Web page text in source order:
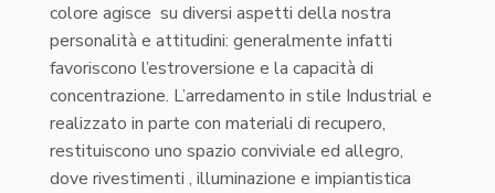
colore agisce su diversi aspetti della nostra
personalità e attitudini: generalmente infatti
favoriscono l’estroversione e la capacità di
concentrazione. L’arredamento in stile Industrial e
realizzato in parte con materiali di recupero,
restituiscono uno spazio conviviale ed allegro,
dove rivestimenti , illuminazione e impiantistica